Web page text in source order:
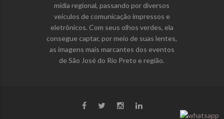
mídia regional, passando por diversos
veículos de comunicação impressos e
eletrônicos. Com seus olhos verdes, ela
consegue captar, por meio de suas lentes,
as imagens mais marcantes dos eventos
de São José do Rio Preto e região.